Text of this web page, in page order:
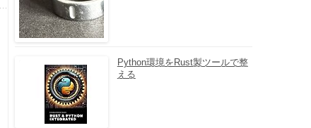
Python環境をRust製ツールで整
える